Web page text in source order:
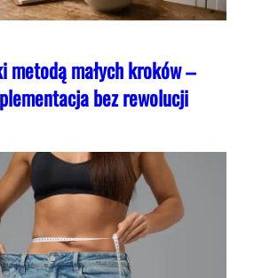
metodą małych kroków –
bez rewolucji